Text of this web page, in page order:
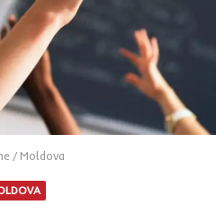
/ Moldova